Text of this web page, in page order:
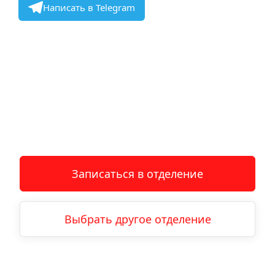
Написать в Telegram
Записаться в отделение
Выбрать другое отделение